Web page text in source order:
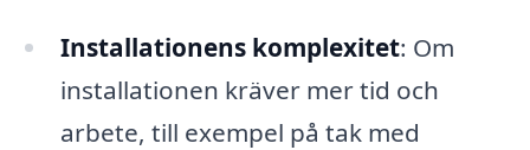
Installationens komplexitet: Om
installationen kräver mer tid och
arbete, till exempel på tak med